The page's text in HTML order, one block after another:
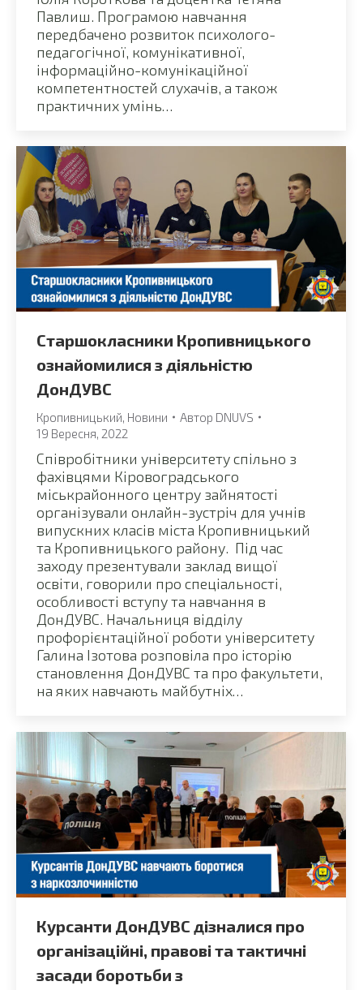
Павлиш. Програмою навчання
передбачено розвиток психолого-
педагогічної, комунікативної,
інформаційно-комунікаційної
компетентностей слухачів, а також
практичних умінь…
Старшокласники Кропивницького
ознайомилися з діяльністю
ДонДУВС
Кропивницький Новини Автор DNUVS
19 Вересня, 2022
Співробітники університету спільно з
фахівцями Кіровоградського
міськрайонного центру зайнятості
організували онлайн-зустріч для учнів
випускних класів міста Кропивницький
та Кропивницького району. Під час
заходу презентували заклад вищої
освіти, говорили про спеціальності,
особливості вступу та навчання в
ДонДУВС. Начальниця відділу
профорієнтаційної роботи університету
Галина Ізотова розповіла про історію
становлення ДонДУВС та про факультети,
на яких навчають майбутніх…
Курсанти ДонДУВС дізналися про
організаційні, правові та тактичні
засади боротьби з